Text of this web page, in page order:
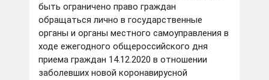
быть ограничено право граждан
обращаться лично в государственные
органы и органы местного самоуправления в
ходе ежегодного общероссийского дня
приема граждан 14.12.2020 в отношении
заболевших новой коронавирусной